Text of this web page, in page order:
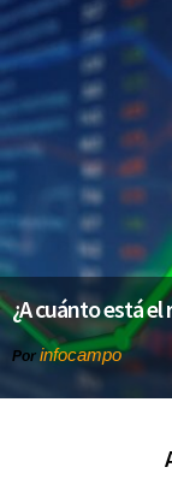
¿A cuánto está
Por infocampo